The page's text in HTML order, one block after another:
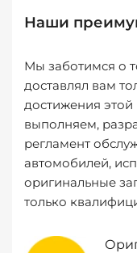
Наши
Мы заботимся о
доставлял вам
достижения
выполняем,
регламент
автомобилей,
оригинальные
только